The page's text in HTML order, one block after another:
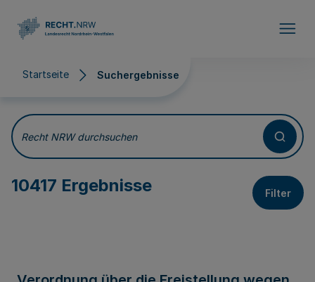
Startseite Suchergebnisse
Suchergebnisse
Recht NRW durchsuchen
10417 Ergebnisse Filter